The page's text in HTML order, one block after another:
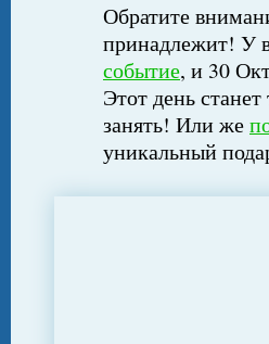
Обратите
принадлежит! У
событие, и 30
Этот день
занять! Или же
уникальный